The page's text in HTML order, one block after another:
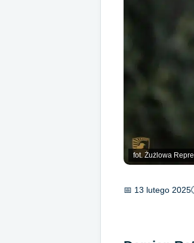
fot. Żużlowa
📅 13 lutego 2025